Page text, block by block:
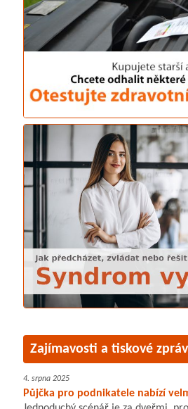
Zajímavosti a tiskové
4. srpna 2025
Půjčka pro podnikatele nabízí